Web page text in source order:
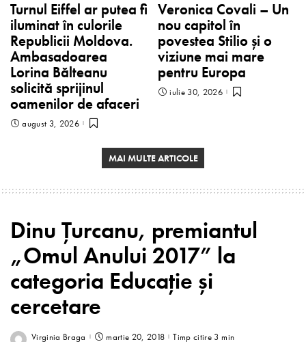
Turnul Eiffel ar putea fi
iluminat în culorile
Republicii Moldova.
Ambasadoarea
Lorina Bălteanu
solicită sprijinul
oamenilor de afaceri
august 3, 2026
Veronica Covali – Un
nou capitol în
povestea Stilio și o
viziune mai mare
pentru Europa
iulie 30, 2026
MAI MULTE ARTICOLE
Dinu Țurcanu, premiantul
„Omul Anului 2017” la
categoria Educaţie şi
cercetare
Virginia Braga martie 20, 2018 Timp citire 3 min